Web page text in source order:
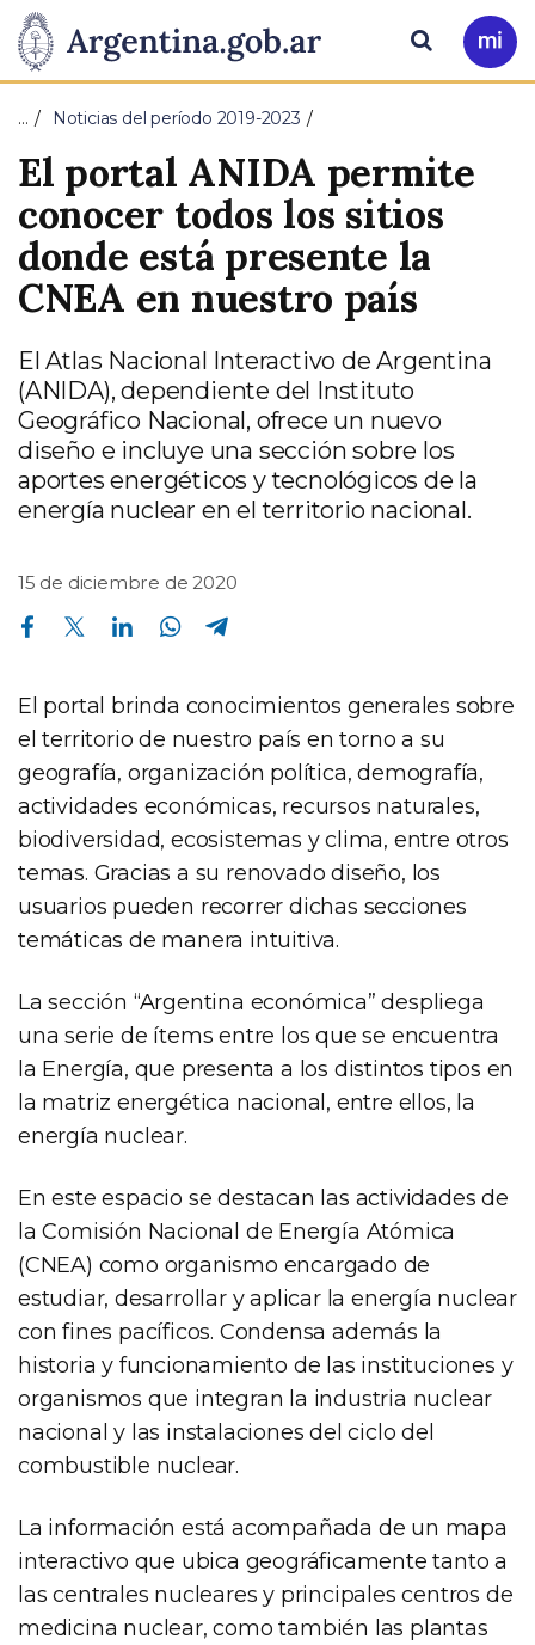
Presidencia
de
la
Nación
Pasar al contenido principal
Ir
a
Buscar
… Noticias del período 2019-2023
El portal ANIDA permite
conocer todos los sitios
donde está presente la
CNEA en nuestro país
El Atlas Nacional Interactivo de Argentina
(ANIDA), dependiente del Instituto
Geográfico Nacional, ofrece un nuevo
diseño e incluye una sección sobre los
aportes energéticos y tecnológicos de la
energía nuclear en el territorio nacional.
15 de diciembre de 2020
Compartir en Facebook Compartir en Twitter Compartir en Linkedin Compartir en Whatsapp
El portal brinda conocimientos generales sobre
el territorio de nuestro país en torno a su
geografía, organización política, demografía,
actividades económicas, recursos naturales,
biodiversidad, ecosistemas y clima, entre otros
temas. Gracias a su renovado diseño, los
usuarios pueden recorrer dichas secciones
temáticas de manera intuitiva.
La sección “Argentina económica” despliega
una serie de ítems entre los que se encuentra
la Energía, que presenta a los distintos tipos en
la matriz energética nacional, entre ellos, la
energía nuclear.
En este espacio se destacan las actividades de
la Comisión Nacional de Energía Atómica
(CNEA) como organismo encargado de
estudiar, desarrollar y aplicar la energía nuclear
con fines pacíficos. Condensa además la
historia y funcionamiento de las instituciones y
organismos que integran la industria nuclear
nacional y las instalaciones del ciclo del
combustible nuclear.
La información está acompañada de un mapa
interactivo que ubica geográficamente tanto a
las centrales nucleares y principales centros de
medicina nuclear, como también las plantas